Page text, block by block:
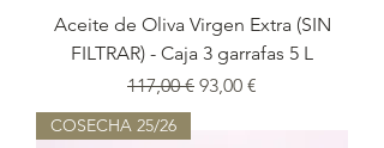
Aceite de Oliva Virgen Extra (SIN
FILTRAR) - Caja 3 garrafas 5 L
Precio
117,00 € Precio de oferta
93,00 €
COSECHA 25/26